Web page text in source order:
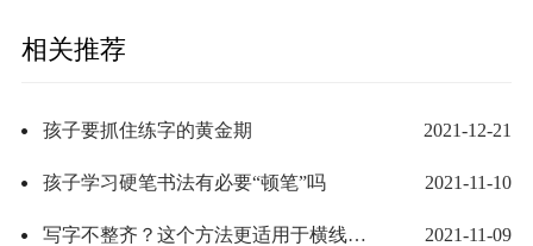
相关推荐
孩子要抓住练字的黄金期 2021-12-21
孩子学习硬笔书法有必要“顿笔”吗 2021-11-10
写字不整齐？这个方法更适用于横线格和空白纸上写字 2021-11-09